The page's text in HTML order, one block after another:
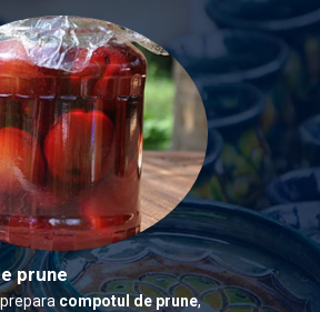
prune
compotul de prune,